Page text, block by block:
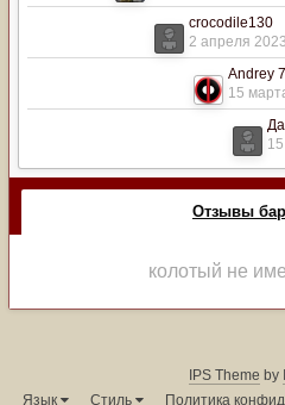
crocodile130
2 апреля 2023
Andrey
15
Отзывы
колотый не
IPS Theme by
Язык
Стиль Политика